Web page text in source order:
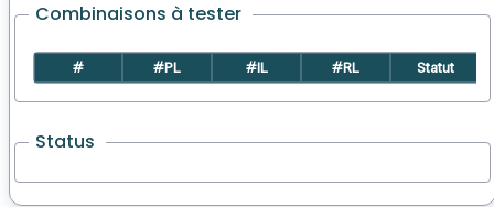
Combinaisons à tester
# #PL #IL #RL Statut
Status